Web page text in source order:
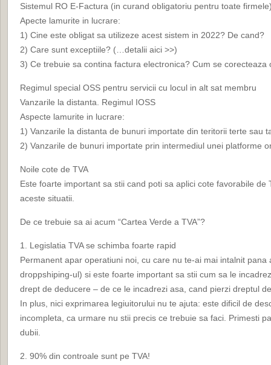
Sistemul RO E-Factura (in curand obligatoriu pentru toate
Apecte lamurite in lucrare:
1) Cine este obligat sa utilizeze acest sistem in 2022? De cand?
2) Care sunt exceptiile? (…detalii aici >>)
3) Ce trebuie sa contina factura electronica? Cum se corecteaza
Regimul special OSS pentru servicii cu locul in alt sat membru
Vanzarile la distanta. Regimul IOSS
Aspecte lamurite in lucrare:
1) Vanzarile la distanta de bunuri importate din teritorii terte sau
2) Vanzarile de bunuri importate prin intermediul unei platforme
Noile cote de TVA
Este foarte important sa stii cand poti sa aplici cote favorabile de
aceste situatii.
De ce trebuie sa ai acum “Cartea Verde a TVA”?
1. Legislatia TVA se schimba foarte rapid
Permanent apar operatiuni noi, cu care nu te-ai mai intalnit pana
droppshiping-ul) si este foarte important sa stii cum sa le
drept de deducere – de ce le incadrezi asa, cand pierzi dreptul
In plus, nici exprimarea legiuitorului nu te ajuta: este dificil de
incompleta, ca urmare nu stii precis ce trebuie sa faci. Primesti
dubii.
2. 90% din controale sunt pe TVA!